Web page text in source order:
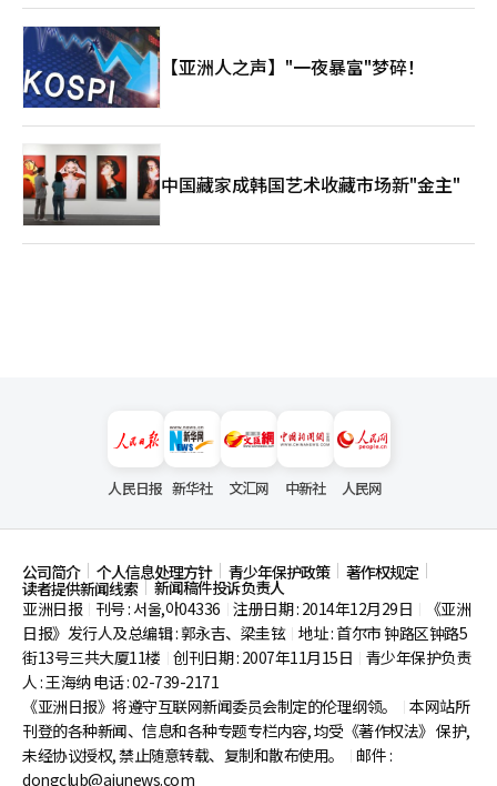
【亚洲人之声】"一夜暴富"梦碎！
中国藏家成韩国艺术收藏市场新"金主"
人民日报 新华社 文汇网 中新社 人民网
公司简介 个人信息处理方针 青少年保护政策 著作权规定
读者提供新闻线索
新闻稿件投诉负责人
亚洲日报
刊号 : 서울,아04336 注册日期 : 2014年12月29日
《亚洲
日报》发行人及总编辑 : 郭永吉、梁圭铉 地址 : 首尔市钟路区钟路5
街13号三共大厦11楼 创刊日期 : 2007年11月15日
青少年保护负责
人 : 王海纳 电话 : 02-739-2171
《亚洲日报》将遵守互联网新闻委员会制定的伦理纲领。
本网站所
刊登的各种新闻、信息和各种专题专栏内容, 均受《著作权法》 保护,
未经协议授权, 禁止随意转载、复制和散布使用。
邮件 :
dongclub@ajunews.com